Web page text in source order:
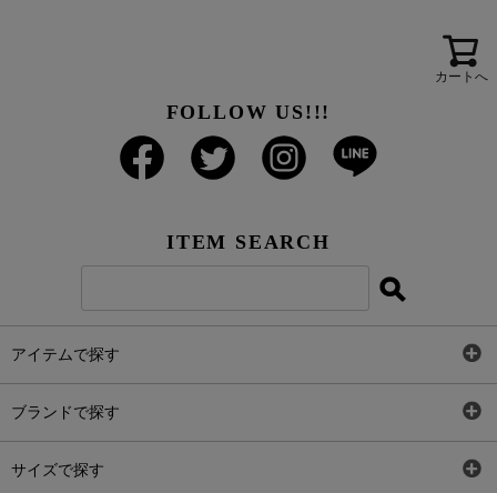
カートへ
FOLLOW US!!!
ITEM SEARCH
アイテムで探す
ブランドで探す
サイズで探す